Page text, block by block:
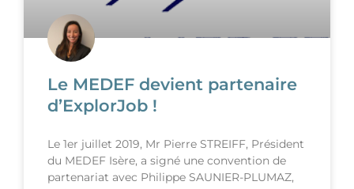
Le MEDEF devient partenaire
d’ExplorJob !
Le 1er juillet 2019, Mr Pierre STREIFF, Président
du MEDEF Isère, a signé une convention de
partenariat avec Philippe SAUNIER-PLUMAZ,